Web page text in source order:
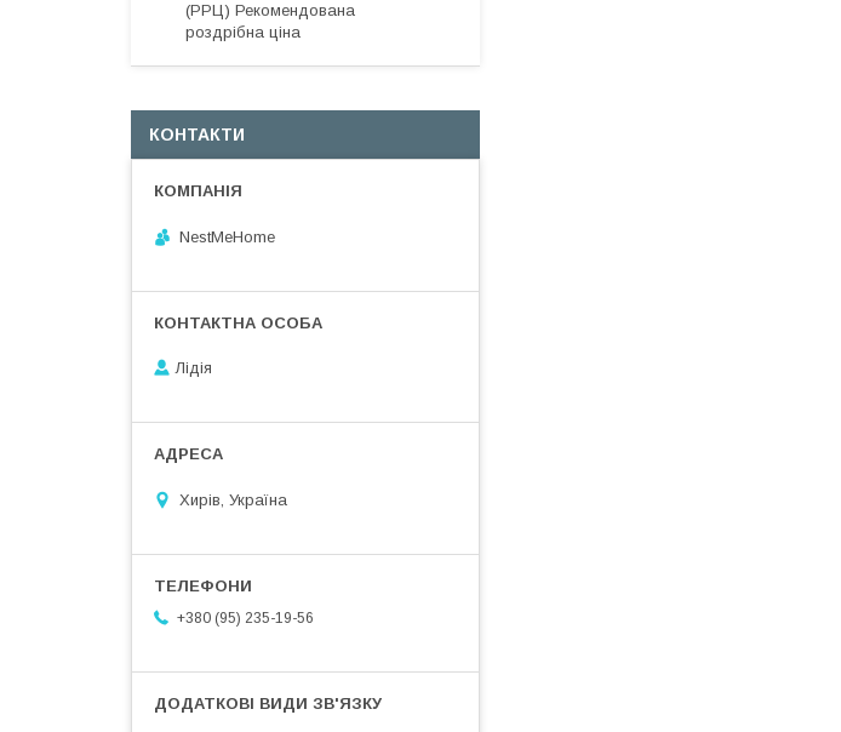
(РРЦ) Рекомендована
роздрібна ціна
КОНТАКТИ
NestMeHome
Лідія
Хирів, Україна
+380 (95) 235-19-56